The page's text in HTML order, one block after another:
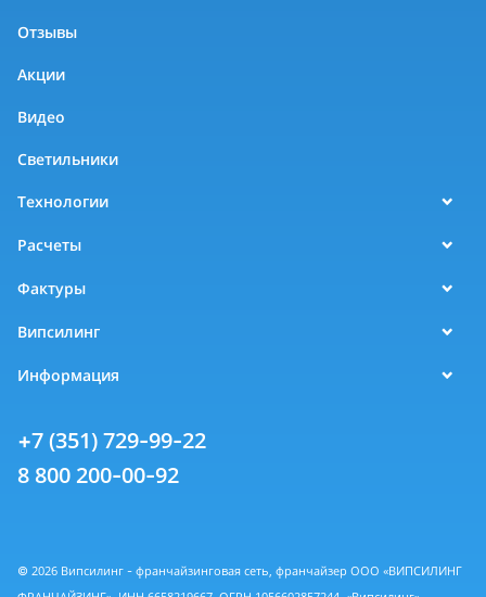
Отзывы
Акции
Видео
Светильники
Технологии
Расчеты
Фактуры
Випсилинг
Информация
+7 (351) 729-99-22
8 800 200-00-92
© 2026 Випсилинг - франчайзинговая сеть, франчайзер ООО «ВИПСИЛИНГ